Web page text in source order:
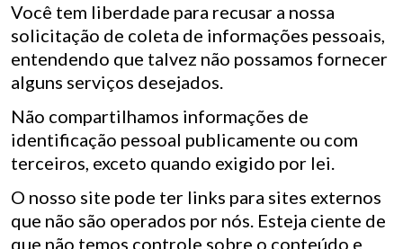
Você tem liberdade para recusar a nossa
solicitação de coleta de informações pessoais,
entendendo que talvez não possamos fornecer
alguns serviços desejados.
Não compartilhamos informações de
identificação pessoal publicamente ou com
terceiros, exceto quando exigido por lei.
O nosso site pode ter links para sites externos
que não são operados por nós. Esteja ciente de
que não temos controle sobre o conteúdo e